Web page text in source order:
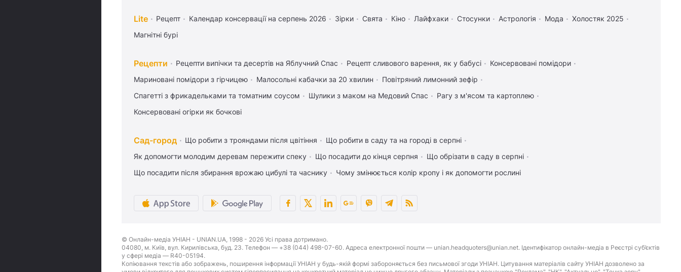
Lite Рецепт Календар консервації на серпень 2026 Зірки Свята Кіно Лайфхаки Стосунки Астрологія Мода
Холостяк 2025
Магнітні бурі
Рецепти Рецепти випічки та десертів на Яблучний Спас Рецепт сливового варення, як у бабусі
Консервовані помідори
Мариновані помідори з гірчицею
Малосольні кабачки за 20 хвилин
Повітряний лимонний зефір
Спагетті з фрикадельками та томатним соусом
Шулики з маком на Медовий Спас
Рагу з м'ясом та картоплею
Консервовані огірки як бочкові
Сад-город Що робити з трояндами після цвітіння
Що робити в саду та на городі в серпні
Як допомогти молодим деревам пережити спеку
Що посадити до кінця серпня
Що обрізати в саду в серпні
Що посадити після збирання врожаю цибулі та часнику
Чому змінюється колір кропу і як допомогти рослині
© Онлайн-медіа УНІАН - UNIAN.UA, 1998 - 2026 Усі права дотримано.
04080, м. Київ, вул. Кирилівська, буд. 23. Телефон — +38 (044) 498-07-60. Адреса електронної пошти — unian.headquoters@unian.net. Ідентифікатор онлайн-медіа в Реєстрі суб’єктів
у сфері медіа — R40-05194.
Копіювання текстів або зображень, поширення інформації УНІАН у будь-якій формі забороняється без письмової згоди УНІАН. Цитування матеріалів сайту УНІАН дозволено за